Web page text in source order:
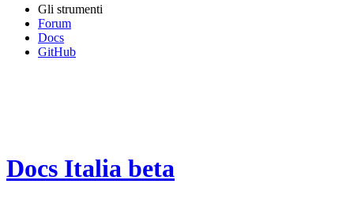
Gli strumenti
Forum
Docs
GitHub
Docs Italia beta